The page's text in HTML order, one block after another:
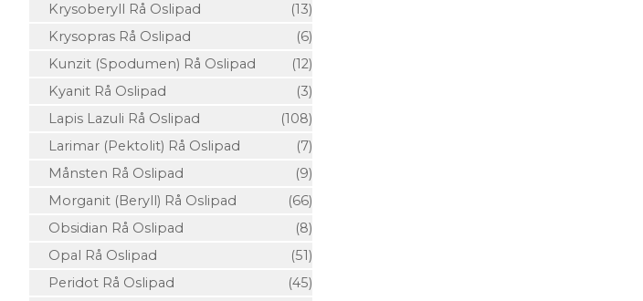
Krysoberyll Rå Oslipad
(13)
Krysopras Rå Oslipad
(6)
Kunzit (Spodumen) Rå Oslipad
(12)
Kyanit Rå Oslipad
(3)
Lapis Lazuli Rå Oslipad
(108)
Larimar (Pektolit) Rå Oslipad
(7)
Månsten Rå Oslipad
(9)
Morganit (Beryll) Rå Oslipad
(66)
Obsidian Rå Oslipad
(8)
Opal Rå Oslipad
(51)
Peridot Rå Oslipad
(45)